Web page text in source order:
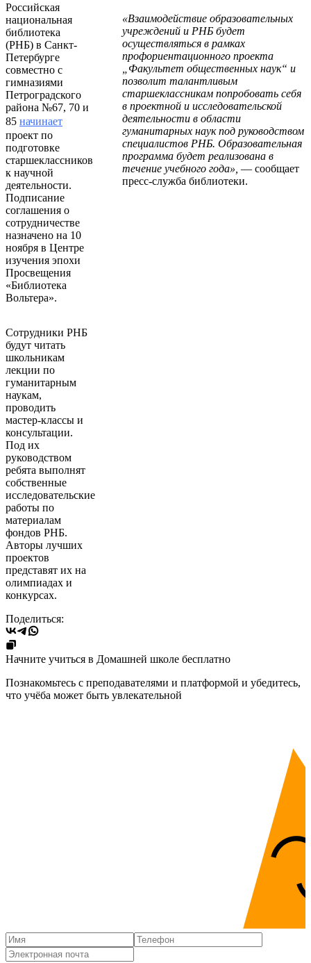
Российская
национальная
библиотека
(РНБ) в Санкт-
Петербурге
совместно с
гимназиями
Петроградского
района №67, 70 и
85 начинает
проект по
подготовке
старшеклассников
к научной
деятельности.
Подписание
соглашения о
сотрудничестве
назначено на 10
ноября в Центре
изучения эпохи
Просвещения
«Библиотека
Вольтера».
«Взаимодействие образовательных
учреждений и РНБ будет
осуществляться в рамках
профориентационного проекта
„Факультет общественных наук“ и
позволит талантливым
старшеклассникам попробовать себя
в проектной и исследовательской
деятельности в области
гуманитарных наук под руководством
специалистов РНБ. Образовательная
программа будет реализована в
течение учебного года», — сообщает
пресс-служба библиотеки.
Сотрудники РНБ
будут читать
школьникам
лекции по
гуманитарным
наукам,
проводить
мастер-классы и
консультации.
Под их
руководством
ребята выполнят
собственные
исследовательские
работы по
материалам
фондов РНБ.
Авторы лучших
проектов
представят их на
олимпиадах и
конкурсах.
Поделиться:
Начните учиться в Домашней школе бесплатно
Познакомьтесь с преподавателями и платформой и убедитесь,
что учёба может быть увлекательной